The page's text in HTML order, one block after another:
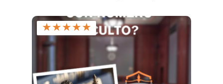
★★★★★